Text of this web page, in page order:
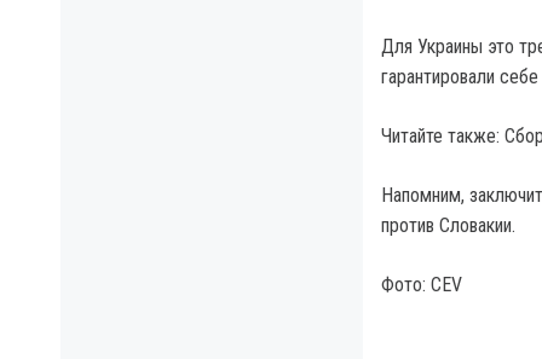
Для Украины это
гарантировали
Читайте также:
Напомним,
против Словакии.
Фото: CEV